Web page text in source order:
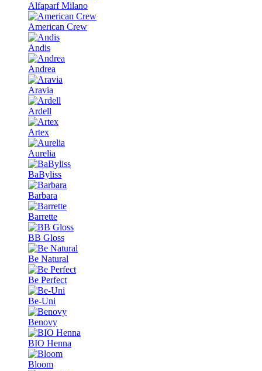
Alfaparf Milano
American Crew
Andis
Andrea
Aravia
Ardell
Artex
Aurelia
BaByliss
Barbara
Barrette
BB Gloss
Be Natural
Be Perfect
Be-Uni
Benovy
BIO Henna
Bloom